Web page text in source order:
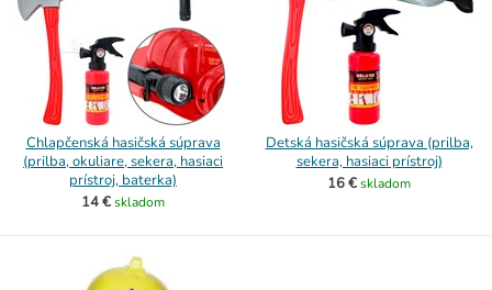
Chlapčenská hasičská súprava
(prilba, okuliare, sekera, hasiaci
prístroj, baterka)
14 €skladom
Detská hasičská súprava (prilba,
sekera, hasiaci prístroj)
16 €skladom